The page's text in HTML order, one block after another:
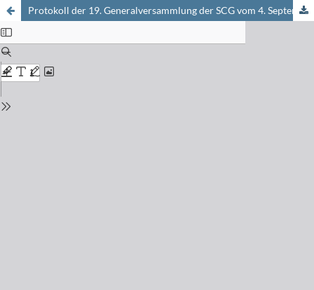
Protokoll der 19. Generalversammlung der SCG vom 4. September 2009 an der EPFL